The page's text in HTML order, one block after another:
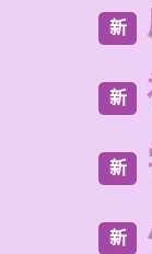
新
新
新
新